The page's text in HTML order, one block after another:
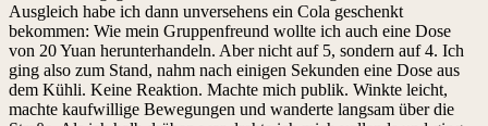
Ausgleich habe ich dann unversehens ein Cola geschenkt
bekommen: Wie mein Gruppenfreund wollte ich auch eine Dose
von 20 Yuan herunterhandeln. Aber nicht auf 5, sondern auf 4. Ich
ging also zum Stand, nahm nach einigen Sekunden eine Dose aus
dem Kühli. Keine Reaktion. Machte mich publik. Winkte leicht,
machte kaufwillige Bewegungen und wanderte langsam über die